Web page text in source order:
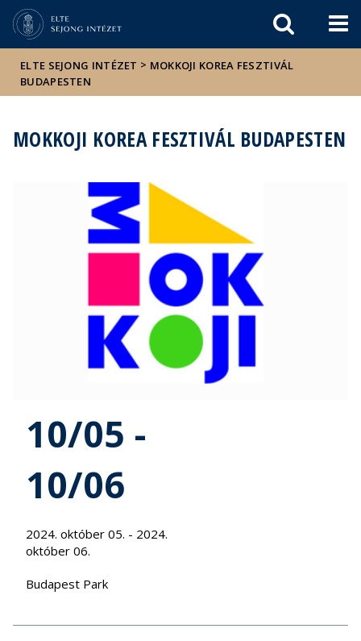
sajtóban
ELTE SEJONG INTÉZET > MOKKOJI KOREA FESZTIVÁL
BUDAPESTEN
MOKKOJI KOREA FESZTIVÁL BUDAPESTEN
10/05 -
10/06
2024. október 05. - 2024.
október 06.
Budapest Park